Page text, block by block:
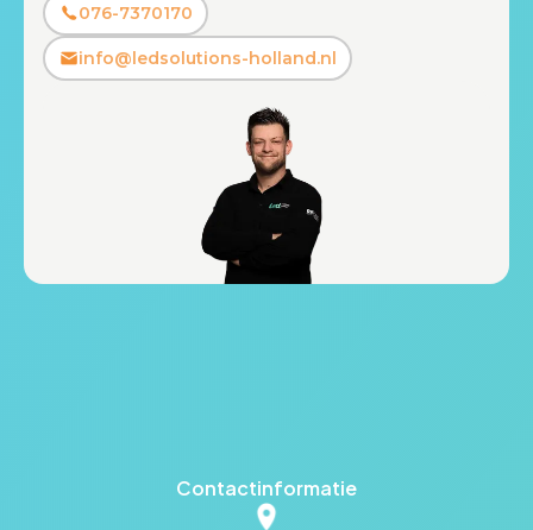
076-7370170
info@ledsolutions-holland.nl
Contactinformatie